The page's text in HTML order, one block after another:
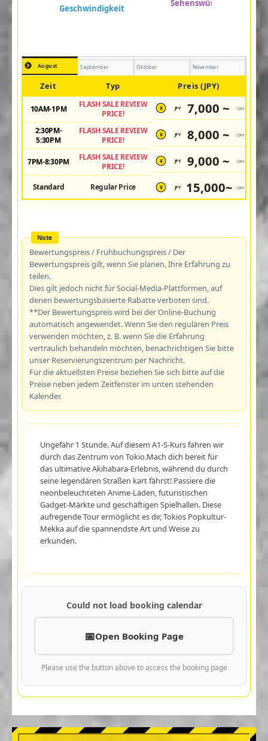
August September Oktober November
Zeit Typ Preis (JPY)
10AM-1PM
FLASH SALE REVIEW
PRICE!
¥ JPY 7,000 ~ /pax
2:30PM-
5:30PM
FLASH SALE REVIEW
PRICE!
¥ JPY 8,000 ~ /pax
7PM-8:30PM
FLASH SALE REVIEW
PRICE!
¥ JPY 9,000 ~ /pax
Standard Regular Price ¥ JPY 15,000~ /pax
Bewertungspreis / Frühbuchungspreis / Der
Bewertungspreis gilt, wenn Sie planen, Ihre Erfahrung zu
teilen.
Dies gilt jedoch nicht für Social-Media-Plattformen, auf
denen bewertungsbasierte Rabatte verboten sind.
**Der Bewertungspreis wird bei der Online-Buchung
automatisch angewendet. Wenn Sie den regulären Preis
verwenden möchten, z. B. wenn Sie die Erfahrung
vertraulich behandeln möchten, benachrichtigen Sie bitte
unser Reservierungszentrum per Nachricht.
Für die aktuellsten Preise beziehen Sie sich bitte auf die
Preise neben jedem Zeitfenster im unten stehenden
Kalender.
Ungefähr 1 Stunde. Auf diesem A1-S-Kurs fahren wir
durch das Zentrum von Tokio.Mach dich bereit für
das ultimative Akihabara-Erlebnis, während du durch
seine legendären Straßen kart fährst! Passiere die
neonbeleuchteten Anime-Läden, futuristischen
Gadget-Märkte und geschäftigen Spielhallen. Diese
aufregende Tour ermöglicht es dir, Tokios Popkultur-
Mekka auf die spannendste Art und Weise zu
erkunden.
Could not load booking calendar
Open Booking Page
Please use the button above to access the booking page